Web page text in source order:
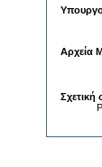
Αρχεία
Σχετική